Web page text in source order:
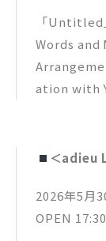
「Untitled
Words and
ation with
＜adieu
2026年5月
OPEN